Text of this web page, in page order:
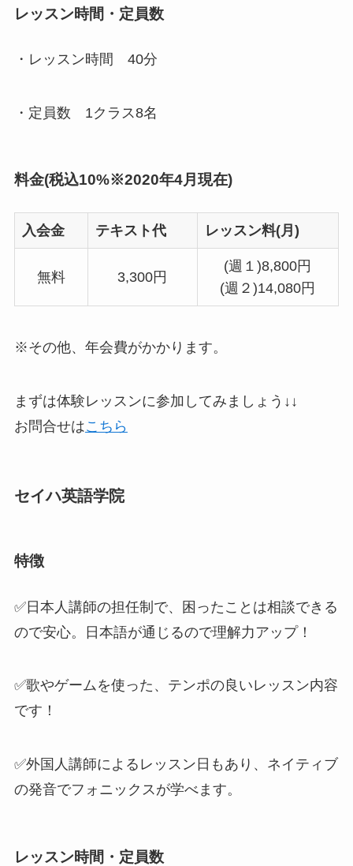
レッスン時間・定員数
・レッスン時間 40分
・定員数 1クラス8名
料金(税込10%※2020年4月現在)
入会金 テキスト代 レッスン料(月)
無料 3,300円
(週１)8,800円
(週２)14,080円
※その他、年会費がかかります。
まずは体験レッスンに参加してみましょう↓↓
お問合せはこちら
セイハ英語学院
特徴
✅日本人講師の担任制 で、困ったことは相談できる
ので安心。
日本語が通じるので理解力アップ！
✅歌やゲームを使った、 テンポの良いレッスン内容
です！
✅外国人講師によるレッスン日もあり、 ネイティブ
の発音でフォニックスが学べます。
レッスン時間・定員数